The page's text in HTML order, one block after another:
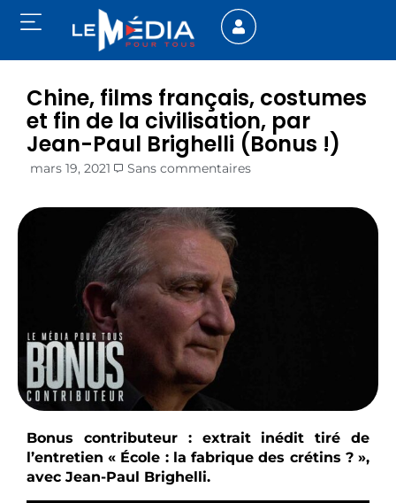
Chine, films français, costumes
et fin de la civilisation, par
Jean-Paul Brighelli (Bonus !)
mars 19, 2021 Sans commentaires
Bonus contributeur : extrait inédit tiré de
l’entretien « École : la fabrique des crétins ? »,
avec Jean-Paul Brighelli.